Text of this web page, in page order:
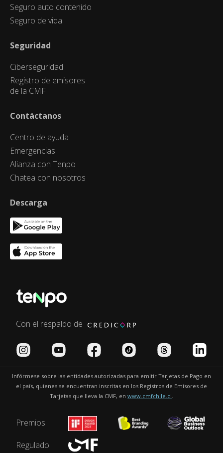
Seguro auto contenido
Seguro de vida
Seguridad
Ciberseguridad
Registro de emisores
de la CMF
Contáctanos
Centro de ayuda
Emergencias
Alianza con Tenpo
Chatea con nosotros
Descarga
Con el respaldo de
Infórmese sobre las entidades autorizadas para emitir Tarjetas de Pago en
el país, quienes se encuentran inscritas en los Registros de Emisores de
Tarjetas que lleva la CMF, en www.cmfchile.cl
Premios
Regulado